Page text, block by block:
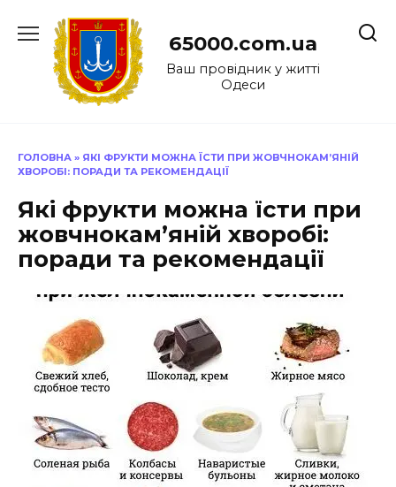
до
65000.com.ua
Ваш провідник у житті
Одеси
ГОЛОВНА » ЯКІ ФРУКТИ МОЖНА ЇСТИ ПРИ ЖОВЧНОКАМ’ЯНІЙ
ХВОРОБІ: ПОРАДИ ТА РЕКОМЕНДАЦІЇ
Які фрукти можна їсти при
жовчнокам’яній хворобі:
поради та рекомендації